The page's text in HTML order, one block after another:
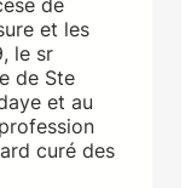
et les
le sr
de Ste
et au
curé des